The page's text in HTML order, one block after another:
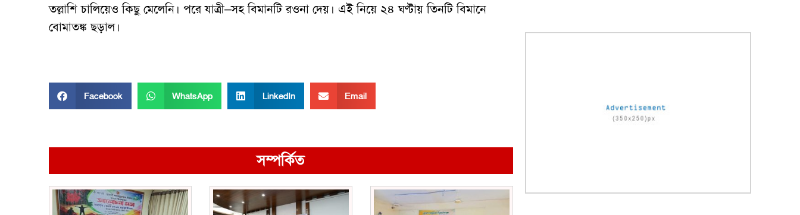
তল্লাশি চালিয়েও কিছু মেলেনি। পরে যাত্রী–সহ বিমানটি রওনা দেয়। এই নিয়ে ২৪ ঘণ্টায় তিনটি বিমানে
বোমাতঙ্ক ছড়াল।
Facebook WhatsApp LinkedIn Email
সম্পর্কিত